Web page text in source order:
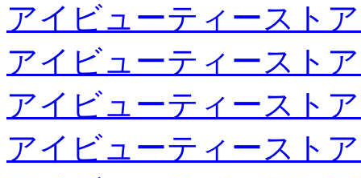
アイビューティースト
アイビューティースト
アイビューティースト
アイビューティースト